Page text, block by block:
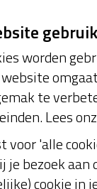
bijna en
blijft. Help
worden
te
Lees
voor 'alle
je bezoek
cookie in